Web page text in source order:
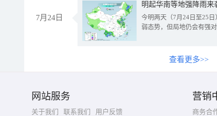
7月24日
明起华南等地强降雨
今明两天（7月24日至25
弱态势，但局地仍会有强
查看更多>>
网站服务
关于我们 联系我们
用户反馈
营销
商务合